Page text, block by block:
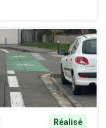
Réalisé